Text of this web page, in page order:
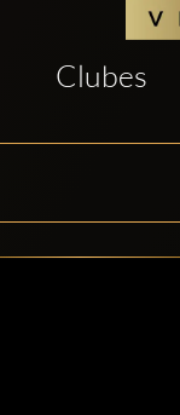
Clubes